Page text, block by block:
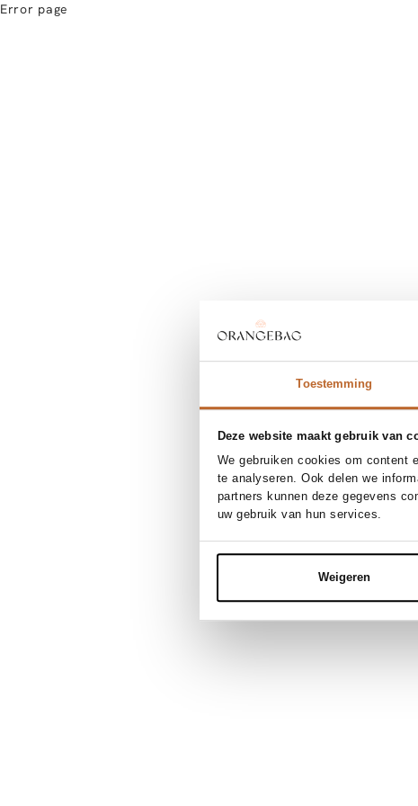
Toestemming
Deze website maakt gebruik van
We gebruiken cookies om content
te analyseren. Ook delen we
partners kunnen deze gegevens
uw gebruik van hun services.
Weigeren
Error page